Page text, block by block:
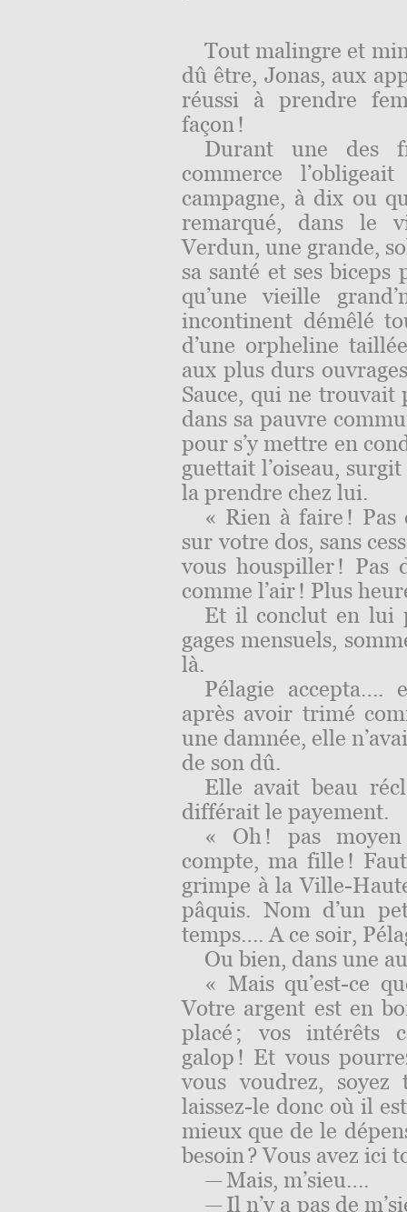
Tout malingre et
dû être, Jonas, aux
réussi à prendre
façon !
Durant une des
commerce
campagne, à dix ou
remarqué, dans le
Verdun, une grande,
sa santé et ses biceps
qu’une vieille
incontinent démêlé
d’une orpheline
aux plus durs
Sauce, qui ne trouvait
dans sa pauvre
pour s’y mettre en
guettait l’oiseau,
la prendre chez lui.
« Rien à faire ! Pas
sur votre dos, sans
vous houspiller ! Pas
comme l’air ! Plus
Et il conclut en lui
gages mensuels,
là.
Pélagie accepta….
après avoir trimé
une damnée, elle
de son dû.
Elle avait beau
différait le payement.
« Oh ! pas
compte, ma fille !
grimpe à la Ville-
pâquis. Nom d’un
temps…. A ce soir,
Ou bien, dans une
« Mais qu’est-ce
Votre argent est en
placé ; vos intérêts
galop ! Et vous
vous voudrez, soyez
laissez-le donc où il
mieux que de le
besoin ? Vous avez ici
— Mais, m’sieu….
— Il n’y a pas de